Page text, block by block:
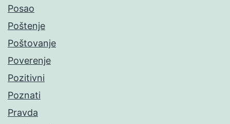
Posao
Poštenje
Poštovanje
Poverenje
Pozitivni
Poznati
Pravda